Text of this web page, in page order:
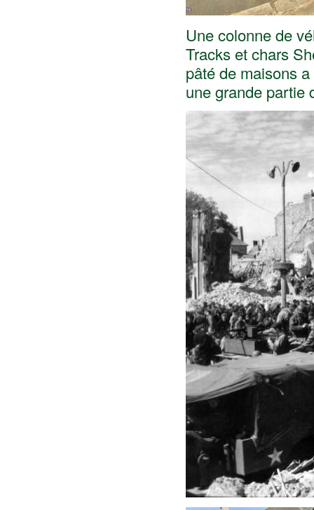
Une colonne de
Tracks et chars
pâté de maisons
une grande partie